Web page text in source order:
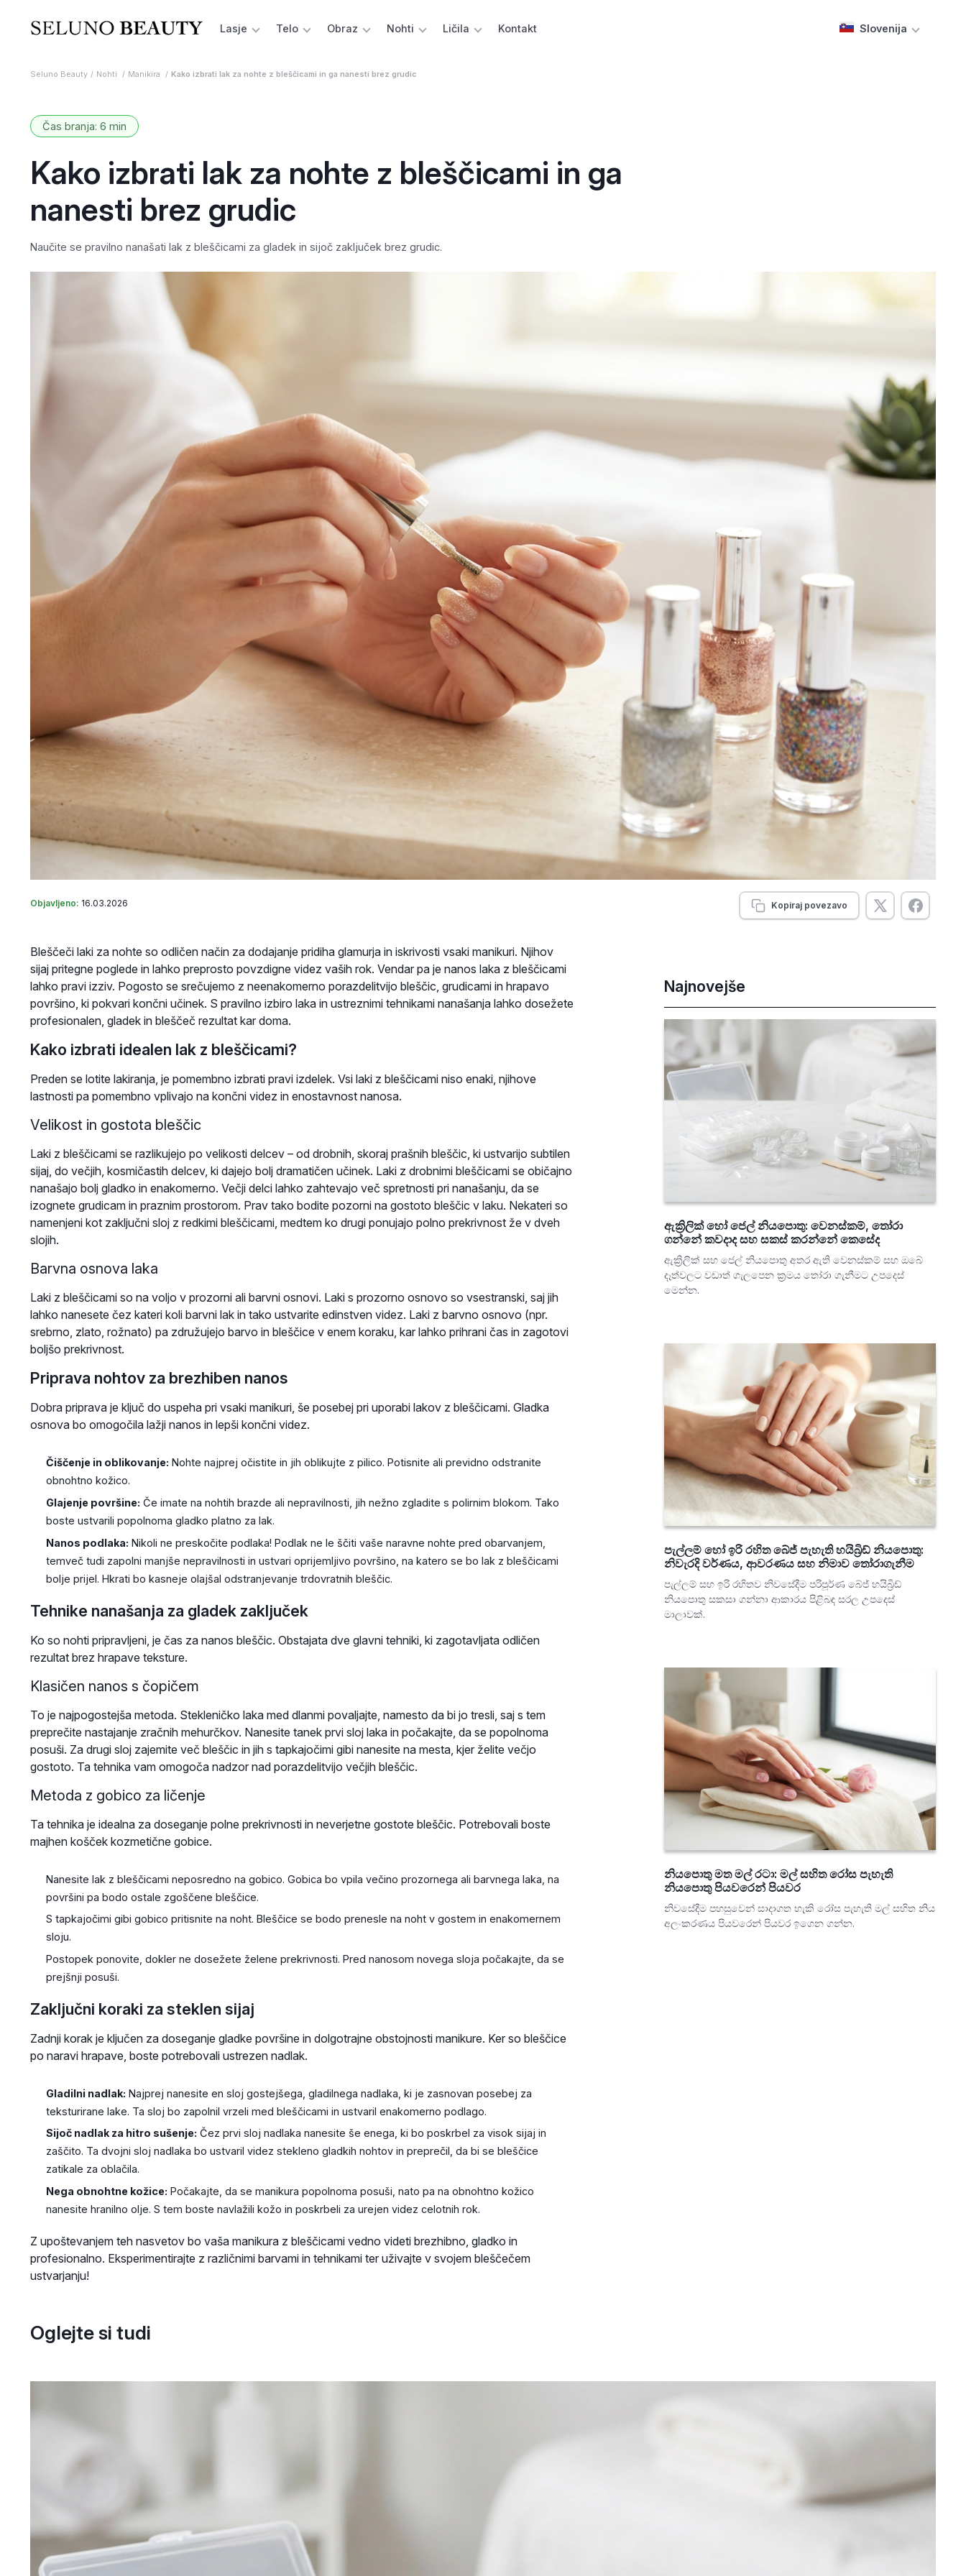
Lasje Telo Obraz Nohti Ličila Kontakt Slovenija
Seluno Beauty Nohti Manikira Kako izbrati lak za nohte z bleščicami in ga nanesti brez grudic
Čas branja: 6 min
Kako izbrati lak za nohte z bleščicami in ga
nanesti brez grudic
Naučite se pravilno nanašati lak z bleščicami za gladek in sijoč zaključek brez grudic.
Objavljeno: 16.03.2026 Kopiraj povezavo
Bleščeči laki za nohte so odličen način za dodajanje pridiha glamurja in iskrivosti vsaki manikuri. Njihov
sijaj pritegne poglede in lahko preprosto povzdigne videz vaših rok. Vendar pa je nanos laka z bleščicami
lahko pravi izziv. Pogosto se srečujemo z neenakomerno porazdelitvijo bleščic, grudicami in hrapavo
površino, ki pokvari končni učinek. S pravilno izbiro laka in ustreznimi tehnikami nanašanja lahko dosežete
profesionalen, gladek in bleščeč rezultat kar doma.
Kako izbrati idealen lak z bleščicami?
Preden se lotite lakiranja, je pomembno izbrati pravi izdelek. Vsi laki z bleščicami niso enaki, njihove
lastnosti pa pomembno vplivajo na končni videz in enostavnost nanosa.
Velikost in gostota bleščic
Laki z bleščicami se razlikujejo po velikosti delcev – od drobnih, skoraj prašnih bleščic, ki ustvarijo subtilen
sijaj, do večjih, kosmičastih delcev, ki dajejo bolj dramatičen učinek. Laki z drobnimi bleščicami se običajno
nanašajo bolj gladko in enakomerno. Večji delci lahko zahtevajo več spretnosti pri nanašanju, da se
izognete grudicam in praznim prostorom. Prav tako bodite pozorni na gostoto bleščic v laku. Nekateri so
namenjeni kot zaključni sloj z redkimi bleščicami, medtem ko drugi ponujajo polno prekrivnost že v dveh
slojih.
Barvna osnova laka
Laki z bleščicami so na voljo v prozorni ali barvni osnovi. Laki s prozorno osnovo so vsestranski, saj jih
lahko nanesete čez kateri koli barvni lak in tako ustvarite edinstven videz. Laki z barvno osnovo (npr.
srebrno, zlato, rožnato) pa združujejo barvo in bleščice v enem koraku, kar lahko prihrani čas in zagotovi
boljšo prekrivnost.
Priprava nohtov za brezhiben nanos
Dobra priprava je ključ do uspeha pri vsaki manikuri, še posebej pri uporabi lakov z bleščicami. Gladka
osnova bo omogočila lažji nanos in lepši končni videz.
Čiščenje in oblikovanje: Nohte najprej očistite in jih oblikujte z pilico. Potisnite ali previdno odstranite
obnohtno kožico.
Glajenje površine: Če imate na nohtih brazde ali nepravilnosti, jih nežno zgladite s polirnim blokom. Tako
boste ustvarili popolnoma gladko platno za lak.
Nanos podlaka: Nikoli ne preskočite podlaka! Podlak ne le ščiti vaše naravne nohte pred obarvanjem,
temveč tudi zapolni manjše nepravilnosti in ustvari oprijemljivo površino, na katero se bo lak z bleščicami
bolje prijel. Hkrati bo kasneje olajšal odstranjevanje trdovratnih bleščic.
Tehnike nanašanja za gladek zaključek
Ko so nohti pripravljeni, je čas za nanos bleščic. Obstajata dve glavni tehniki, ki zagotavljata odličen
rezultat brez hrapave teksture.
Klasičen nanos s čopičem
To je najpogostejša metoda. Stekleničko laka med dlanmi povaljajte, namesto da bi jo tresli, saj s tem
preprečite nastajanje zračnih mehurčkov. Nanesite tanek prvi sloj laka in počakajte, da se popolnoma
posuši. Za drugi sloj zajemite več bleščic in jih s tapkajočimi gibi nanesite na mesta, kjer želite večjo
gostoto. Ta tehnika vam omogoča nadzor nad porazdelitvijo večjih bleščic.
Metoda z gobico za ličenje
Ta tehnika je idealna za doseganje polne prekrivnosti in neverjetne gostote bleščic. Potrebovali boste
majhen košček kozmetične gobice.
Nanesite lak z bleščicami neposredno na gobico. Gobica bo vpila večino prozornega ali barvnega laka, na
površini pa bodo ostale zgoščene bleščice.
S tapkajočimi gibi gobico pritisnite na noht. Bleščice se bodo prenesle na noht v gostem in enakomernem
sloju.
Postopek ponovite, dokler ne dosežete želene prekrivnosti. Pred nanosom novega sloja počakajte, da se
prejšnji posuši.
Zaključni koraki za steklen sijaj
Zadnji korak je ključen za doseganje gladke površine in dolgotrajne obstojnosti manikure. Ker so bleščice
po naravi hrapave, boste potrebovali ustrezen nadlak.
Gladilni nadlak: Najprej nanesite en sloj gostejšega, gladilnega nadlaka, ki je zasnovan posebej za
teksturirane lake. Ta sloj bo zapolnil vrzeli med bleščicami in ustvaril enakomerno podlago.
Sijoč nadlak za hitro sušenje: Čez prvi sloj nadlaka nanesite še enega, ki bo poskrbel za visok sijaj in
zaščito. Ta dvojni sloj nadlaka bo ustvaril videz stekleno gladkih nohtov in preprečil, da bi se bleščice
zatikale za oblačila.
Nega obnohtne kožice: Počakajte, da se manikura popolnoma posuši, nato pa na obnohtno kožico
nanesite hranilno olje. S tem boste navlažili kožo in poskrbeli za urejen videz celotnih rok.
Z upoštevanjem teh nasvetov bo vaša manikura z bleščicami vedno videti brezhibno, gladko in
profesionalno. Eksperimentirajte z različnimi barvami in tehnikami ter uživajte v svojem bleščečem
ustvarjanju!
Najnovejše
ඇක්‍රිලික් හෝ ජෙල් නියපොතු: වෙනස්කම්, තෝරා
ගන්නේ කවදාද සහ සකස් කරන්නේ කෙසේද
ඇක්‍රිලික් සහ ජෙල් නියපොතු අතර ඇති වෙනස්කම් සහ ඔබේ
දෑත්වලට වඩාත් ගැලපෙන ක්‍රමය තෝරා ගැනීමට උපදෙස්
මෙන්න.
පැල්ලම් හෝ ඉරි රහිත බේජ් පැහැති හයිබ්‍රිඩ් නියපොතු:
නිවැරදි වර්ණය, ආවරණය සහ නිමාව තෝරාගැනීම
පැල්ලම් සහ ඉරි රහිතව නිවසේදීම පරිපූර්ණ බේජ් හයිබ්‍රිඩ්
නියපොතු සකසා ගන්නා ආකාරය පිළිබඳ සරල උපදෙස්
මාලාවක්.
නියපොතු මත මල් රටා: මල් සහිත රෝස පැහැති
නියපොතු පියවරෙන් පියවර
නිවසේදීම පහසුවෙන් සාදාගත හැකි රෝස පැහැති මල් සහිත නිය
අලංකරණය පියවරෙන් පියවර ඉගෙන ගන්න.
Oglejte si tudi